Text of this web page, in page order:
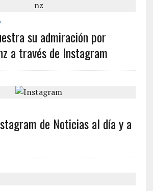
su admiración por
a través de Instagram
de Noticias al día y a